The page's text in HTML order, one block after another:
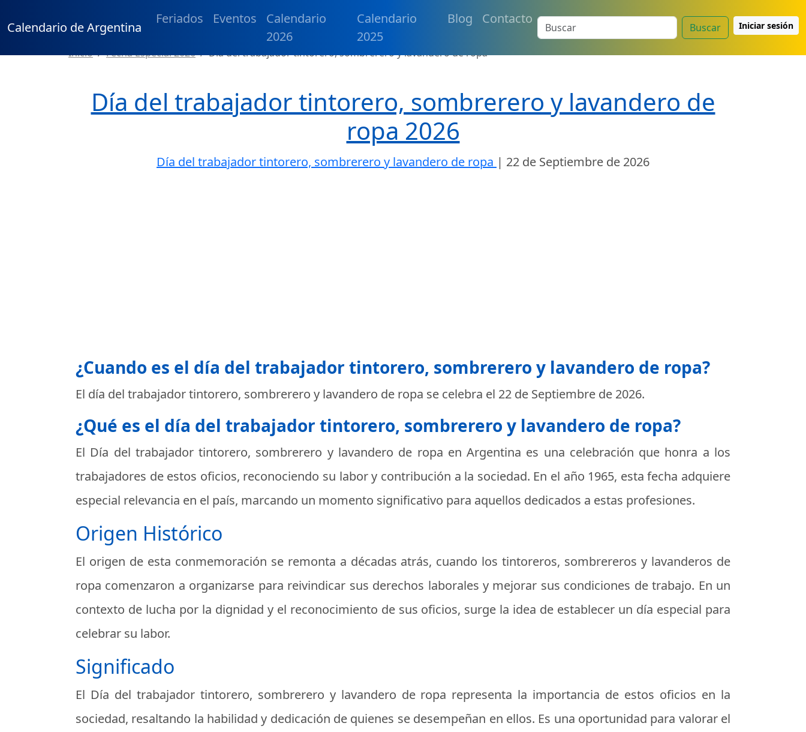
Calendario de Argentina
Feriados Eventos
Calendario
2026
Calendario
2025
Blog Contacto
Buscar Iniciar sesión
Inicio Fecha Especial 2026 Día del trabajador tintorero, sombrerero y lavandero de ropa
Día del trabajador tintorero, sombrerero y lavandero de
ropa 2026
Día del trabajador tintorero, sombrerero y lavandero de ropa | 22 de Septiembre de 2026
¿Cuando es el día del trabajador tintorero, sombrerero y lavandero de ropa?
El día del trabajador tintorero, sombrerero y lavandero de ropa se celebra el 22 de Septiembre de 2026.
¿Qué es el día del trabajador tintorero, sombrerero y lavandero de ropa?
El Día del trabajador tintorero, sombrerero y lavandero de ropa en Argentina es una celebración que honra a los
trabajadores de estos oficios, reconociendo su labor y contribución a la sociedad. En el año 1965, esta fecha adquiere
especial relevancia en el país, marcando un momento significativo para aquellos dedicados a estas profesiones.
Origen Histórico
El origen de esta conmemoración se remonta a décadas atrás, cuando los tintoreros, sombrereros y lavanderos de
ropa comenzaron a organizarse para reivindicar sus derechos laborales y mejorar sus condiciones de trabajo. En un
contexto de lucha por la dignidad y el reconocimiento de sus oficios, surge la idea de establecer un día especial para
celebrar su labor.
Significado
El Día del trabajador tintorero, sombrerero y lavandero de ropa representa la importancia de estos oficios en la
sociedad, resaltando la habilidad y dedicación de quienes se desempeñan en ellos. Es una oportunidad para valorar el